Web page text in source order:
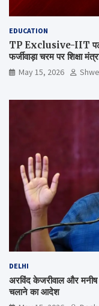
EDUCATION
TP Exclusive-IIT
फर्जीवाड़ा चरम पर शिक्षा
May 15, 2026
DELHI
अरविंद केजरीवाल और मनीष
चलाने का आदेश